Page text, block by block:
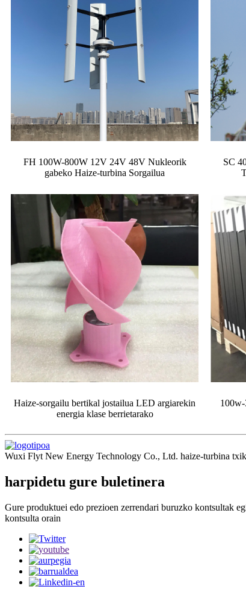
FH 100W-800W 12V 24V 48V Nukleorik
gabeko Haize-turbina Sorgailua
SC
Haize-sorgailu bertikal jostailua LED argiarekin
energia klase berrietarako
Wuxi Flyt New Energy Technology Co., Ltd. haize-turbina
harpidetu gure buletinera
Gure produktuei edo prezioen zerrendari buruzko kontsultak
kontsulta orain